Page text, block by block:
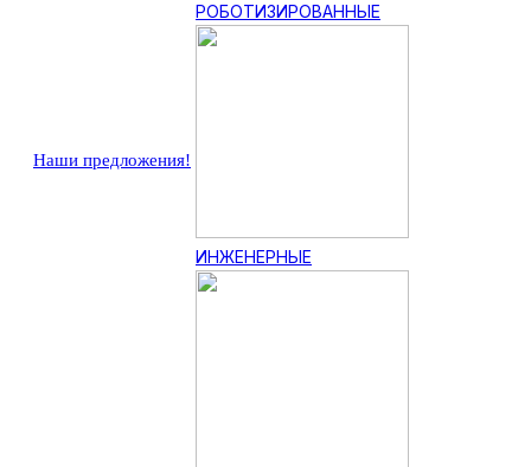
Наши предложения!
РОБОТИЗИРОВАННЫЕ
ИНЖЕНЕРНЫЕ